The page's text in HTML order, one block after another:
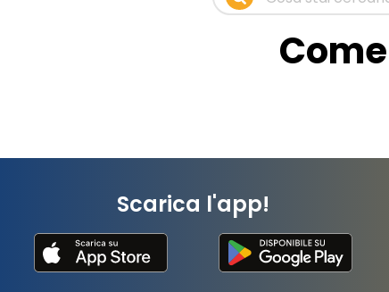
Scarica l'app!